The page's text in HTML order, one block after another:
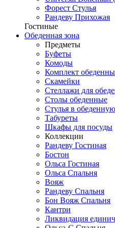
Форест Стулья
Рандеву Прихожая
Гостиные
Обеденная зона
Предметы
Буфеты
Комоды
Комплект
Скамейки
Стеллажи для
Столы обеденные
Стулья в обеденную
Табуреты
Шкафы для посуды
Коллекции
Рандеву Гостиная
Бостон
Ольса Гостиная
Ольса Спальня
Вояж
Рандеву Спальня
Бон Вояж Спальня
Кантри
Ликвидация